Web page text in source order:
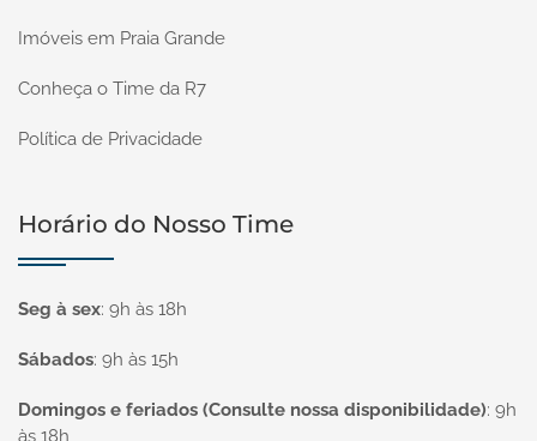
Imóveis em Praia Grande
Conheça o Time da R7
Política de Privacidade
Horário do Nosso Time
Seg à sex: 9h às 18h
Sábados: 9h às 15h
Domingos e feriados (Consulte nossa disponibilidade): 9h
às 18h